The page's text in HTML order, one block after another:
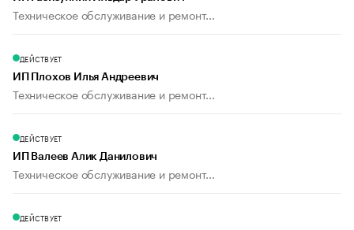
Техническое обслуживание и ремонт...
ДЕЙСТВУЕТ
ИП Плохов Илья Андреевич
Техническое обслуживание и ремонт...
ДЕЙСТВУЕТ
ИП Валеев Алик Данилович
Техническое обслуживание и ремонт...
ДЕЙСТВУЕТ